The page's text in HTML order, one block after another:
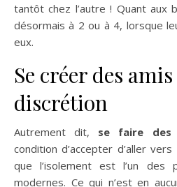
tantôt chez l’autre ! Quant aux
désormais à 2 ou à 4, lorsque
eux.
Se créer des
discrétion
Autrement dit, se faire des
condition d’accepter d’aller
que l’isolement est l’un des
modernes. Ce qui n’est en